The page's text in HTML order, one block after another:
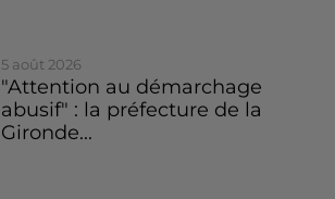
5 août 2026
"Attention au démarchage
abusif" : la préfecture de la
Gironde...